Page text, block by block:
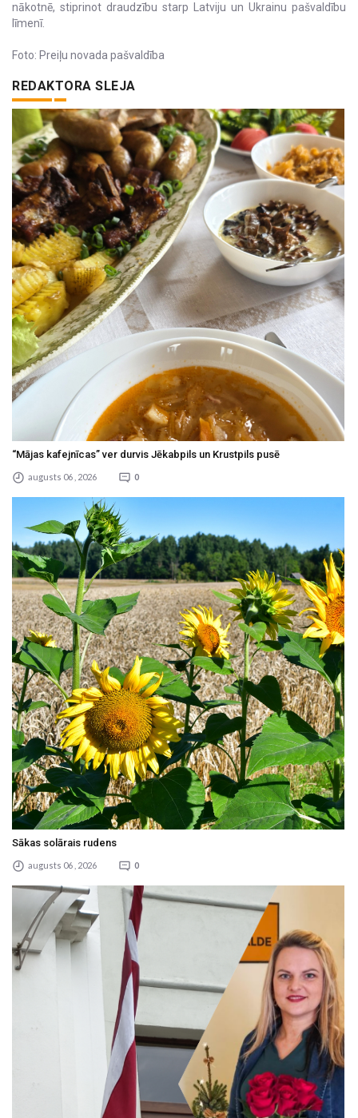
nākotnē, stiprinot draudzību starp Latviju un Ukrainu pašvaldību
līmenī.
Foto: Preiļu novada pašvaldība
REDAKTORA SLEJA
“Mājas kafejnīcas” ver durvis Jēkabpils un Krustpils pusē
augusts 06 , 2026 0
Sākas solārais rudens
augusts 06 , 2026 0